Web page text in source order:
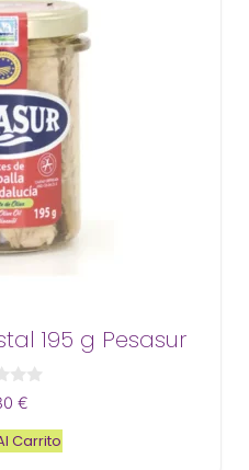
195 g Pesasur
€
Carrito